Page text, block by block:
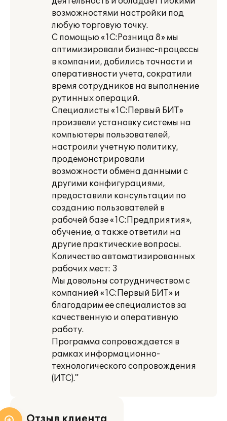
возможностями настройки под
любую торговую точку.
С помощью «1С:Розница 8» мы
оптимизировали бизнес-процессы
в компании, добились точности и
оперативности учета, сократили
время сотрудников на выполнение
рутинных операций.
Специалисты «1С:Первый БИТ»
произвели установку системы на
компьютеры пользователей,
настроили учетную политику,
продемонстрировали
возможности обмена данными с
другими конфигурациями,
предоставили консультации по
созданию пользователей в
рабочей базе «1С:Предприятия»,
обучение, а также ответили на
другие практические вопросы.
Количество автоматизированных
рабочих мест: 3
Мы довольны сотрудничеством с
компанией «1С:Первый БИТ» и
благодарим ее специалистов за
качественную и оперативную
работу.
Программа сопровождается в
рамках информационно-
технологического сопровождения
(ИТС)."